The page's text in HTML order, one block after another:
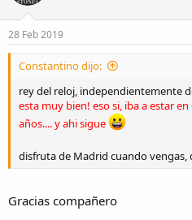
28 Feb 2019
Constantino dijo:
rey del reloj, independientemente
esta muy bien! eso si, iba a estar
años.... y ahi sigue
disfruta de Madrid cuando vengas,
Gracias compañero